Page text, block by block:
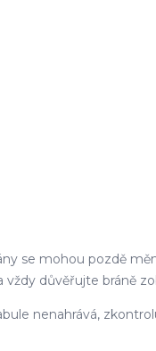
se mohou pozdě
důvěřujte bráně
nenahrává,